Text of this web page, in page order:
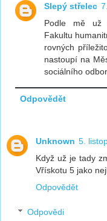
Slepý střelec
Podle mě už
Fakultu
rovných
nastoupí na
sociálního
Odpovědět
Unknown 5.
Když už je tady
Vřískotu 5 jako
Odpovědět
Odpovědi